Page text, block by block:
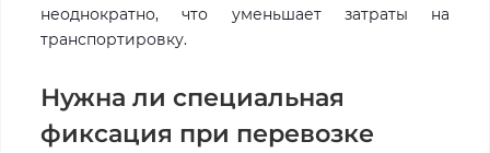
неоднократно, что уменьшает затраты на
транспортировку.
Нужна ли специальная
фиксация при перевозке